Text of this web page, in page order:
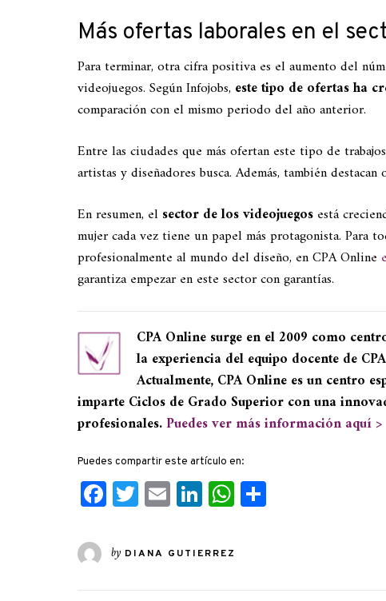
Más ofertas laborales en el
Para terminar, otra cifra positiva es el aumento del
videojuegos. Según Infojobs, este tipo de ofertas ha
comparación con el mismo periodo del año anterior.
Entre las ciudades que más ofertan este tipo de
artistas y diseñadores busca. Además, también
En resumen, el sector de los videojuegos está
mujer cada vez tiene un papel más protagonista. Para
profesionalmente al mundo del diseño, en CPA Online
garantiza empezar en este sector con garantías.
CPA Online surge en el 2009 como
la experiencia del equipo docente de
Actualmente, CPA Online es un centro
imparte Ciclos de Grado Superior con una
profesionales.Puedes ver más información aquí >
Puedes compartir este artículo en:
Facebook
Twitter
EmailLinkedIn
WhatsApp
by DIANA GUTIERREZ